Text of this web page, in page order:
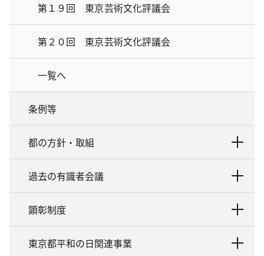
第１９回 東京芸術文化評議会
第２０回 東京芸術文化評議会
一覧へ
条例等
都の方針・取組
過去の有識者会議
顕彰制度
東京都平和の日関連事業